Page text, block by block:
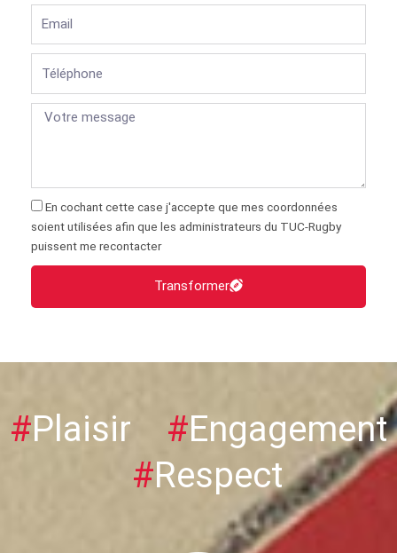
En cochant cette case j'accepte que mes coordonnées
soient utilisées afin que les administrateurs du TUC-Rugby
puissent me recontacter
Transformer
#Plaisir #Engagement
#Respect